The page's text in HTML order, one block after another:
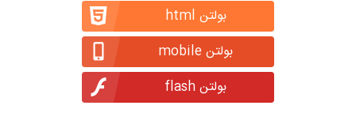
بولتن html
بولتن mobile
بولتن flash